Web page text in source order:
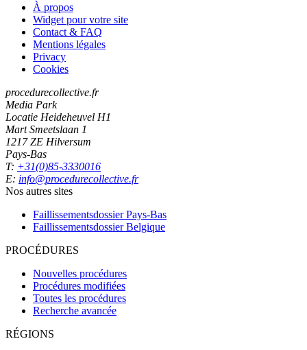
À propos
Widget pour votre site
Contact & FAQ
Mentions légales
Privacy
Cookies
procedurecollective.fr
Media Park
Locatie Heideheuvel H1
Mart Smeetslaan 1
1217 ZE Hilversum
Pays-Bas
T: +31(0)85-3330016
E: info@procedurecollective.fr
Nos autres sites
Faillissementsdossier Pays-Bas
Faillissementsdossier Belgique
PROCÉDURES
Nouvelles procédures
Procédures modifiées
Toutes les procédures
Recherche avancée
RÉGIONS